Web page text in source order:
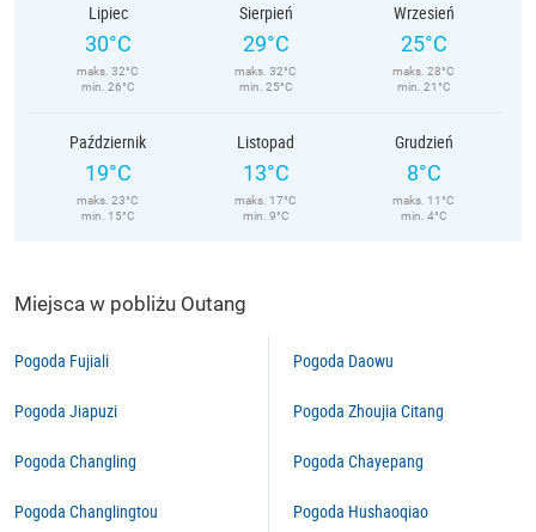
Lipiec
30°C
maks. 32°C
min. 26°C
Sierpień
29°C
maks. 32°C
min. 25°C
Wrzesień
25°C
maks. 28°C
min. 21°C
Październik
19°C
maks. 23°C
min. 15°C
Listopad
13°C
maks. 17°C
min. 9°C
Grudzień
8°C
maks. 11°C
min. 4°C
Miejsca w pobliżu Outang
Pogoda Fujiali
Pogoda Jiapuzi
Pogoda Changling
Pogoda Changlingtou
Pogoda Daowu
Pogoda Zhoujia Citang
Pogoda Chayepang
Pogoda Hushaoqiao